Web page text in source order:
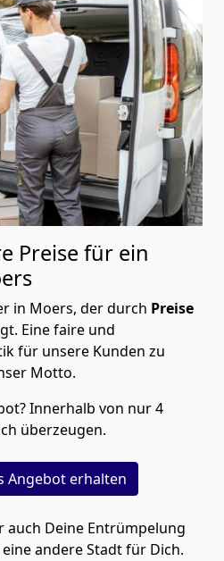
Preise für ein
in Moers, der durch Preise
Eine faire und
für unsere Kunden zu
Motto.
Innerhalb von nur 4
überzeugen.
Angebot erhalten
auch Deine Entrümpelung
andere Stadt für Dich.